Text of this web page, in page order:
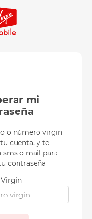
mi
o número virgin
cuenta, y te
sms o mail para
contraseña
Virgin